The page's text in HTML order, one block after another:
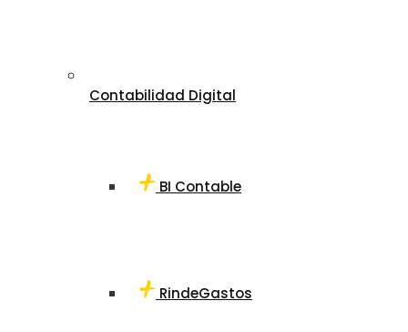
Contabilidad Digital
BI Contable
RindeGastos